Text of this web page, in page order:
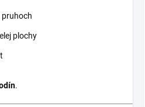
pruhoch
plochy
.